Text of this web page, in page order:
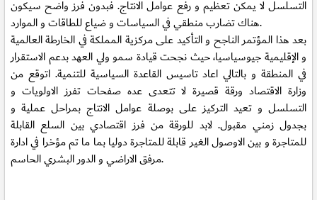
التسلسل لا يمكن تعظيم و رفع عوامل الانتاج. فبدون فرز واضح سيكون
هناك تضارب منطقي في السياسات و ضياع للطاقات و الموارد.
بعد هذا المؤتمر الناجح و التأكيد على مركزية المملكة في الخارطة العالمية
و الإقليمية جيوسياسيا، حيث نجحت قيادة سمو ولي العهد بدعم الاستقرار
في المنطقة و بالتالي اعاد تاسيس القاعدة السياسية للتنمية. اتوقع من
وزارة الاقتصاد ورقة قصيرة لا تتعدى عده صفحات تفرز الاولويات و
التسلسل و تعيد التركيز على بوصلة عوامل الانتاج بمراحل عملية و
بجدول زمني مقبول. لابد للورقة من فرز اقتصادي بين السلع القابلة
للمتاجرة و بين الاوصول الغير قابلة للمتاجرة دوليا بما ما تم مؤخرا في ادارة
مرفق الاراضي و الدور البشري الحاسم.